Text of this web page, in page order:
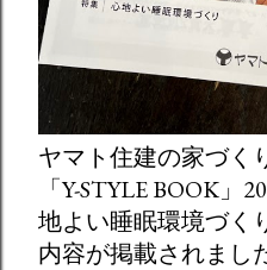
ヤマト住建の家づく
「Y-STYLE BOOK
地よい睡眠環境づく
内容が掲載されまし